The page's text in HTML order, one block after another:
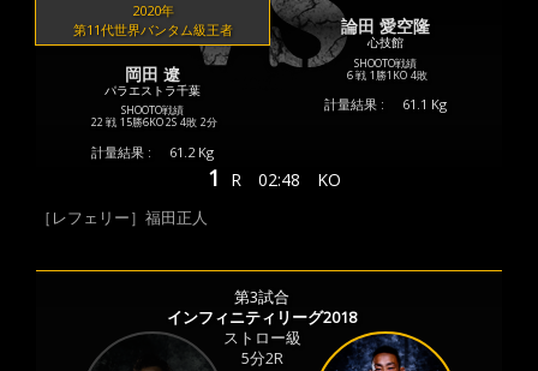
2020年
第11代世界バンタム級王者
岡田 遼
パラエストラ千葉
SHOOTO戦績
22 戦 15勝6KO 2S 4敗 2分
計量結果 : 61.2 Kg
論田 愛空隆
心技館
SHOOTO戦績
6 戦 1勝1KO 4敗
計量結果 : 61.1 Kg
1 R 02:48 KO
［レフェリー］福田正人
第3試合
インフィニティリーグ2018
ストロー級
5分2R